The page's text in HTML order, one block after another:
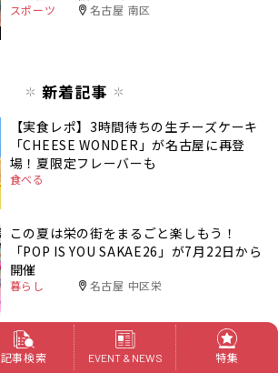
スポーツ 名古屋 南区
新着記事
【実食レポ】3時間待ちの生チーズケーキ
「CHEESE WONDER」が名古屋に再登
場！夏限定フレーバーも
食べる
この夏は栄の街をまるごと楽しもう！
「POP IS YOU SAKAE26」が7月22日から
開催
暮らし 名古屋 中区栄
【2026年夏】レゴランド®・ジャパンで
「びしょぬれの夏！」を体験。リニューア
記事検索 EVENT & NEWS 特集